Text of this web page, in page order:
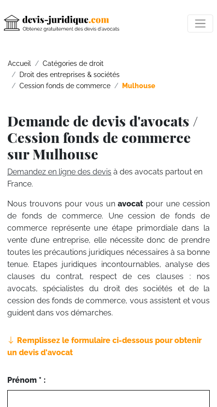
Accueil
Catégories de droit
Droit des entreprises & sociétés
Cession fonds de commerce
Mulhouse
Demande de devis d'avocats /
Cession fonds de commerce
sur Mulhouse
Demandez en ligne des devis à des avocats partout en
France.
Nous trouvons pour vous unavocat pour une cession
de fonds de commerce. Une cession de fonds de
commerce représente une étape primordiale dans la
vente d’une entreprise, elle nécessite donc de prendre
toutes les précautions juridiques nécessaires à sa bonne
tenue. Etapes juridiques incontournables, analyse des
clauses du contrat, respect de ces clauses : nos
avocats, spécialistes du droit des sociétés et de la
cession des fonds de commerce, vous assistent et vous
guident dans vos démarches.
Remplissez le formulaire ci-dessous pour obtenir
un devis d'avocat
Prénom * :